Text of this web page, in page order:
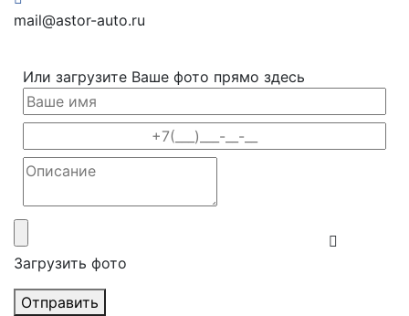
mail@astor-auto.ru
Или загрузите Ваше фото прямо здесь
Загрузить фото
Отправить